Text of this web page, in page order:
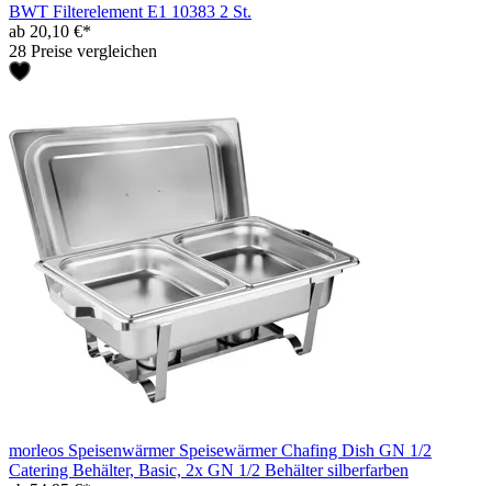
BWT Filterelement E1 10383 2 St.
ab 20,10 €*
28 Preise vergleichen
morleos Speisenwärmer Speisewärmer Chafing Dish GN 1/2
Catering Behälter, Basic, 2x GN 1/2 Behälter silberfarben